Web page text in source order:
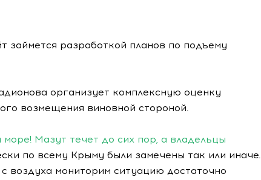
займется разработкой планов по подъему
организует комплексную оценку
возмещения виновной стороной.
Мазут течет до сих пор, а владельцы
по всему Крыму были замечены так или иначе.
воздуха мониторим ситуацию достаточно